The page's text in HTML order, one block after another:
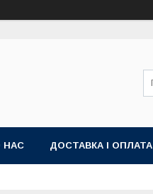
НАС ДОСТАВКА І ОПЛАТА